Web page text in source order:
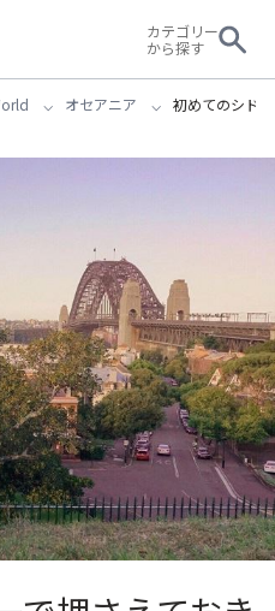
カテゴリー
から探す
オセアニア 初めてのシド